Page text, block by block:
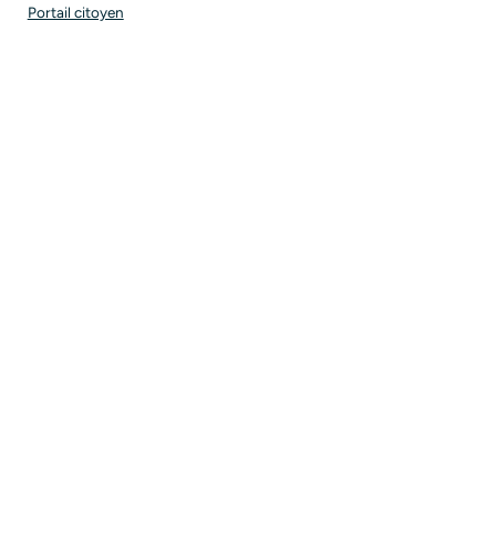
Portail citoyen